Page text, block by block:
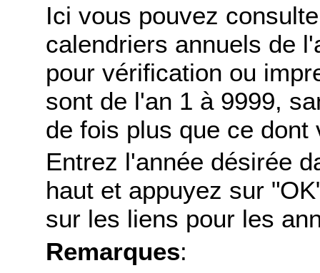
Ici vous pouvez
calendriers annuels de
pour vérification ou
sont de l'an 1 à 9999,
de fois plus que ce dont
Entrez l'année désirée
haut et appuyez sur
sur les liens pour les
Remarques: